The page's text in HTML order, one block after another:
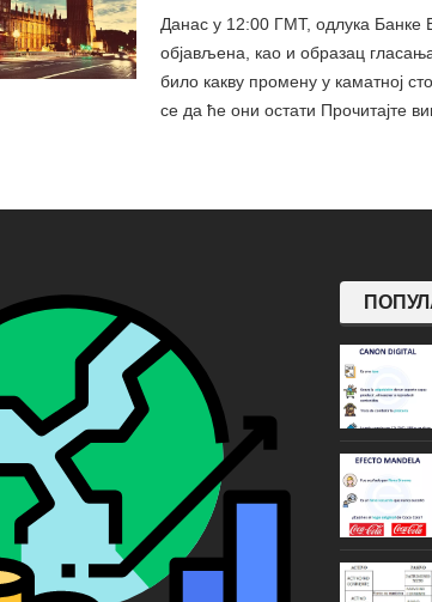
Данас у 12:00 ГМТ, одлука Банке
објављена, као и образац
било какву промену у каматној
се да ће они остати Прочитајте